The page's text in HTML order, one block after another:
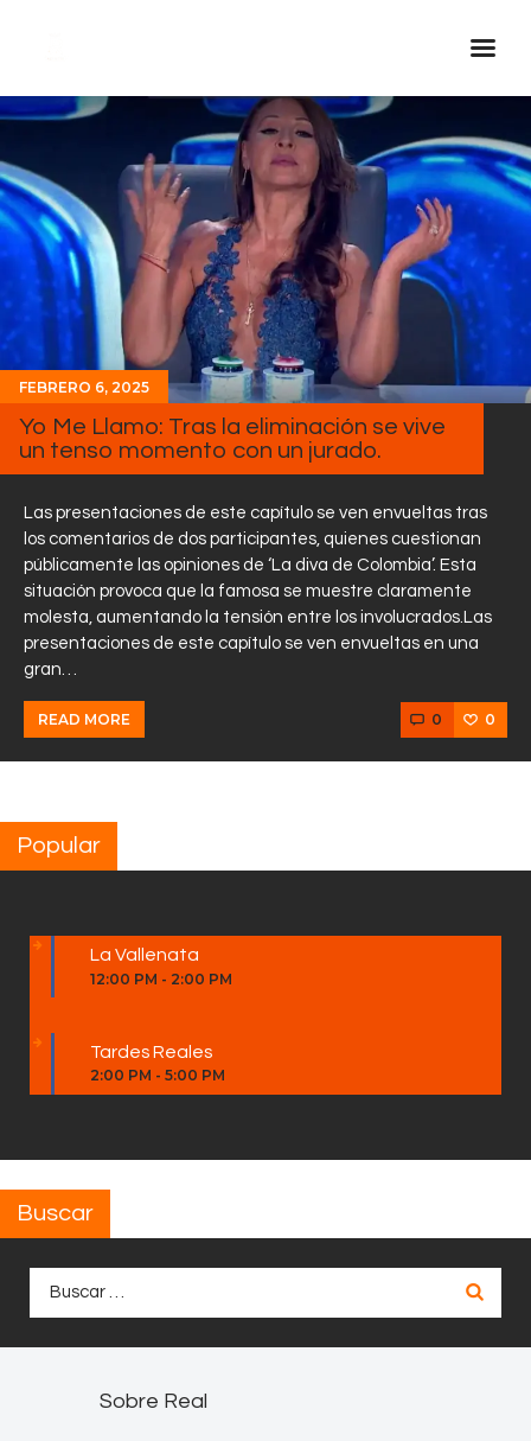
Inicio Real FM
Streaming
En Vivo
Descarga La APP
Programas
Noticias
Equipo
Sobre Nosotros
Contactos
FEBRERO 6, 2025
Yo Me Llamo: Tras la eliminación se vive
un tenso momento con un jurado.
Las presentaciones de este capítulo se ven envueltas tras
los comentarios de dos participantes, quienes cuestionan
públicamente las opiniones de ‘La diva de Colombia’. Esta
situación provoca que la famosa se muestre claramente
molesta, aumentando la tensión entre los involucrados.Las
presentaciones de este capítulo se ven envueltas en una
gran…
READ MORE 0 0
Popular
La Vallenata
12:00 PM - 2:00 PM
Tardes Reales
2:00 PM - 5:00 PM
Buscar
Sobre Real